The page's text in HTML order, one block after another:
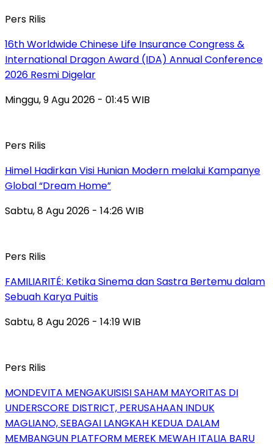
Pers Rilis
16th Worldwide Chinese Life Insurance Congress &
International Dragon Award (IDA) Annual Conference
2026 Resmi Digelar
Minggu, 9 Agu 2026 - 01:45 WIB
Pers Rilis
Himel Hadirkan Visi Hunian Modern melalui Kampanye
Global “Dream Home”
Sabtu, 8 Agu 2026 - 14:26 WIB
Pers Rilis
FAMILIARITÉ: Ketika Sinema dan Sastra Bertemu dalam
Sebuah Karya Puitis
Sabtu, 8 Agu 2026 - 14:19 WIB
Pers Rilis
MONDEVITA MENGAKUISISI SAHAM MAYORITAS DI
UNDERSCORE DISTRICT, PERUSAHAAN INDUK
MAGLIANO, SEBAGAI LANGKAH KEDUA DALAM
MEMBANGUN PLATFORM MEREK MEWAH ITALIA BARU